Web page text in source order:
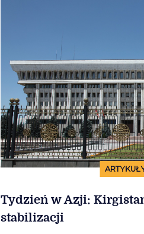
Tydzień w Azji:
stabilizacji